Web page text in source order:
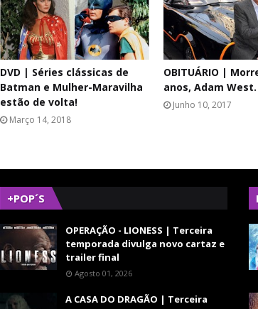
DVD | Séries clássicas de
Batman e Mulher-Maravilha
estão de volta!
Março 14, 2018
OBITUÁRIO |
anos, Adam West.
Junho 10, 2017
+POP´S
OPERAÇÃO - LIONESS | Terceira
temporada divulga novo cartaz e
trailer final
Agosto 01, 2026
A CASA DO DRAGÃO | Terceira